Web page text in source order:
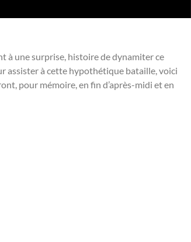
à une surprise, histoire de dynamiter ce
assister à cette hypothétique bataille, voici
pour mémoire, en fin d’après-midi et en